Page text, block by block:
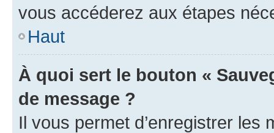
vous accéderez aux étapes
Haut
À quoi sert le bouton «
de message ?
Il vous permet d’enregistrer